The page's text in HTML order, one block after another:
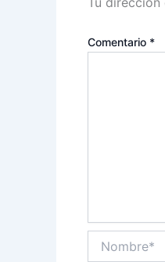
Comentario *